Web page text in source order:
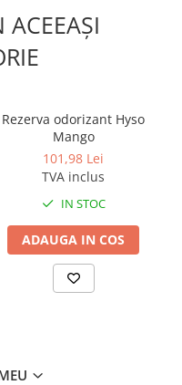
ACEEAȘI
Rezerva odorizant Hyso
Mango
101,98 Lei
TVA inclus
IN STOC
ADAUGA IN COS